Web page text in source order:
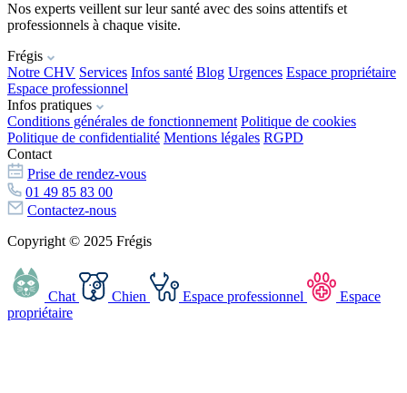
Nos experts veillent sur leur santé avec des soins attentifs et
professionnels à chaque visite.
Frégis
Notre CHV Services Infos santé Blog Urgences Espace propriétaire
Espace professionnel
Infos pratiques
Conditions générales de fonctionnement Politique de cookies
Politique de confidentialité Mentions légales RGPD
Contact
Prise de rendez-vous
01 49 85 83 00
Contactez-nous
Copyright © 2025 Frégis
Chat Chien Espace professionnel
Espace
propriétaire